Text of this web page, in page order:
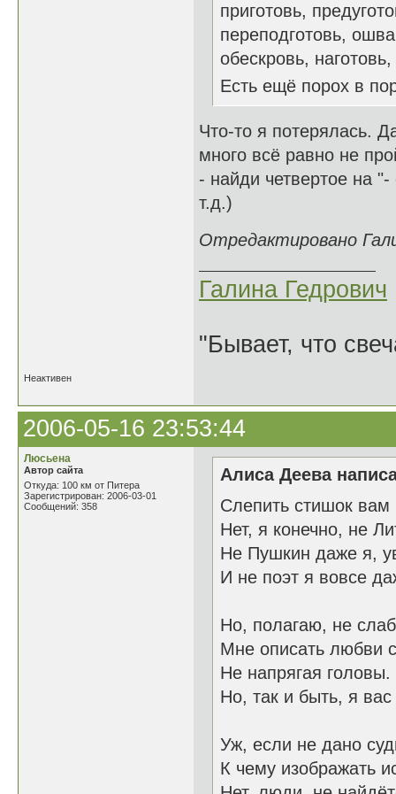
приготовь,
переподготовь,
обескровь,
Есть ещё порох в
Что-то я потерялась.
много всё равно не
- найди четвертое на "-
т.д.)
Отредактировано
Галина Гедрович
"Бывает, что
Неактивен
2006-05-16 23:53:44
Люсьена
Автор сайта
Откуда: 100 км от Питера
Зарегистрирован: 2006-03-01
Сообщений: 358
Алиса Деева
Слепить стишок
Нет, я конечно, не
Не Пушкин даже я,
И не поэт я вовсе
Но, полагаю, не
Мне описать любви
Не напрягая головы.
Но, так и быть, я
Уж, если не дано
К чему изображать